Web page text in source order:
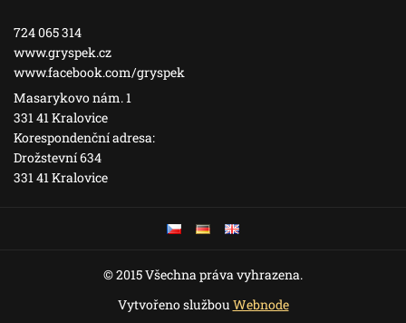
724 065 314
www.gryspek.cz
www.facebook.com/gryspek
Masarykovo nám. 1
331 41 Kralovice
Korespondenční adresa:
Drožstevní 634
331 41 Kralovice
© 2015 Všechna práva vyhrazena.
Vytvořeno službou Webnode